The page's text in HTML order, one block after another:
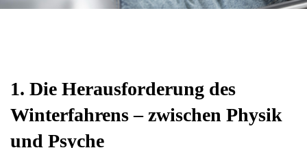
1. Die Herausforderung des
Winterfahrens – zwischen Physik
und Psyche